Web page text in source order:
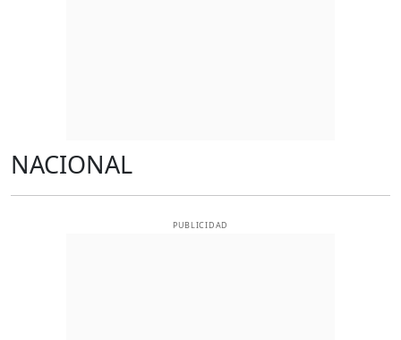
NACIONAL
PUBLICIDAD